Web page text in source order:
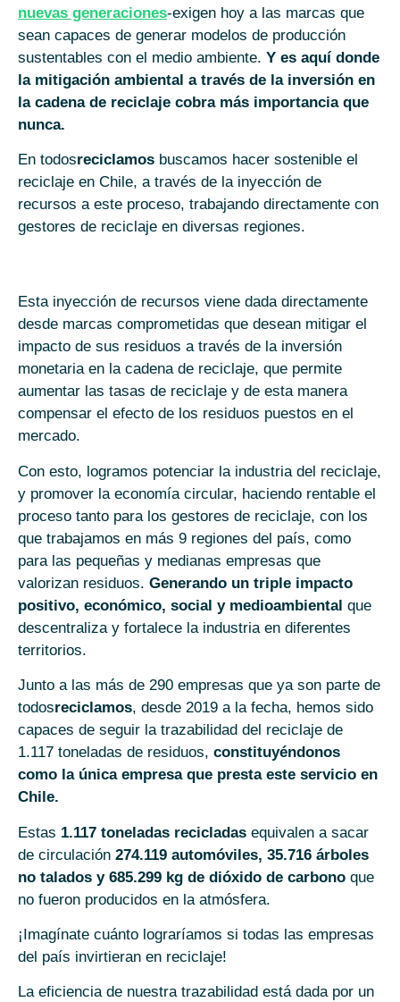
nuevas generaciones-exigen hoy a las marcas que
sean capaces de generar modelos de producción
sustentables con el medio ambiente. Y es aquí donde
la mitigación ambiental a través de la inversión en
la cadena de reciclaje cobra más importancia que
nunca.
En todosreciclamos buscamos hacer sostenible el
reciclaje en Chile, a través de la inyección de
recursos a este proceso, trabajando directamente con
gestores de reciclaje en diversas regiones.
Esta inyección de recursos viene dada directamente
desde marcas comprometidas que desean mitigar el
impacto de sus residuos a través de la inversión
monetaria en la cadena de reciclaje, que permite
aumentar las tasas de reciclaje y de esta manera
compensar el efecto de los residuos puestos en el
mercado.
Con esto, logramos potenciar la industria del reciclaje,
y promover la economía circular, haciendo rentable el
proceso tanto para los gestores de reciclaje, con los
que trabajamos en más 9 regiones del país, como
para las pequeñas y medianas empresas que
valorizan residuos. Generando un triple impacto
positivo, económico, social y medioambiental que
descentraliza y fortalece la industria en diferentes
territorios.
Junto a las más de 290 empresas que ya son parte de
todosreciclamos, desde 2019 a la fecha, hemos sido
capaces de seguir la trazabilidad del reciclaje de
1.117 toneladas de residuos, constituyéndonos
como la única empresa que presta este servicio en
Chile.
Estas 1.117 toneladas recicladas equivalen a sacar
de circulación 274.119 automóviles, 35.716 árboles
no talados y 685.299 kg de dióxido de carbono que
no fueron producidos en la atmósfera.
¡Imagínate cuánto lograríamos si todas las empresas
del país invirtieran en reciclaje!
La eficiencia de nuestra trazabilidad está dada por un